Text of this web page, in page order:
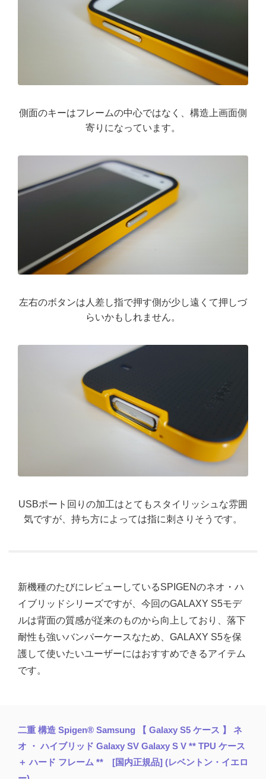
側面のキーはフレームの中心ではなく、構造上画面側
寄りになっています。
左右のボタンは人差し指で押す側が少し遠くて押しづ
らいかもしれません。
USBポート回りの加工はとてもスタイリッシュな雰囲
気ですが、持ち方によっては指に刺さりそうです。
新機種のたびにレビューしているSPIGENのネオ・ハ
イブリッドシリーズですが、今回のGALAXY S5モデ
ルは背面の質感が従来のものから向上しており、落下
耐性も強いバンパーケースなため、GALAXY S5を保
護して使いたいユーザーにはおすすめできるアイテム
です。
二重 構造 Spigen® Samsung 【 Galaxy S5 ケース 】 ネ
オ ・ ハイブリッド Galaxy SV Galaxy S V ** TPU ケース
＋ ハード フレーム ** [国内正規品] (レベントン・イエロ